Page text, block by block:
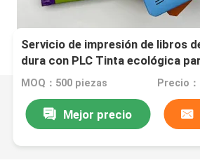
Servicio de impresión de libros
dura con PLC Tinta ecológica
MOQ：500 piezas
Mejor precio